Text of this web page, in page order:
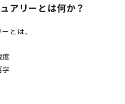
アリーとは何か？
とは、
度
学